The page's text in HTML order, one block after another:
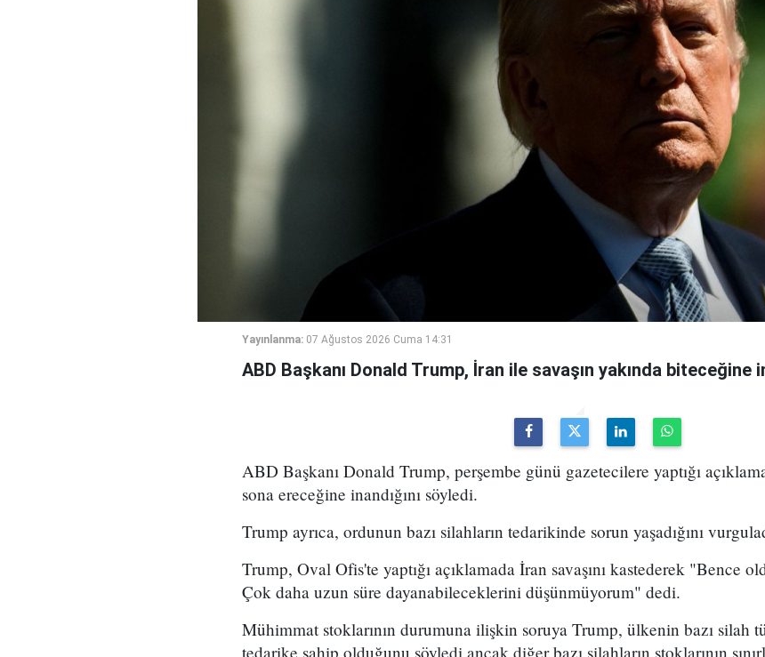
Yayınlanma: 07 Ağustos 2026 Cuma 14:31
ABD Başkanı Donald Trump, İran ile savaşın yakında biteceğine
ABD Başkanı Donald Trump, perşembe günü gazetecilere yaptığı
sona ereceğine inandığını söyledi.
Trump ayrıca, ordunun bazı silahların tedarikinde sorun yaşadığını
Trump, Oval Ofis'te yaptığı açıklamada İran savaşını kastederek "Bence
Çok daha uzun süre dayanabileceklerini düşünmüyorum" dedi.
Mühimmat stoklarının durumuna ilişkin soruya Trump, ülkenin bazı silah
tedarike sahip olduğunu söyledi ancak diğer bazı silahların stoklarının